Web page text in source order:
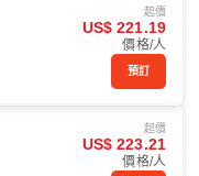
起價
US$ 221.19
價格/人
預訂
起價
US$ 223.21
價格/人